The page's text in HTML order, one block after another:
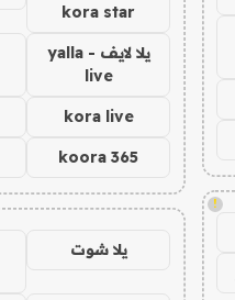
!
kora star
يلا لايف - yalla
live
kora live
koora 365
يلا شوت